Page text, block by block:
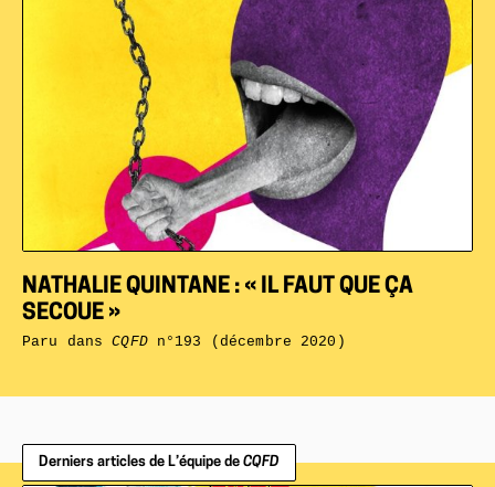
NATHALIE QUINTANE : « IL FAUT QUE ÇA
SECOUE »
Paru dansCQFDn°193 (décembre 2020)
Derniers articles de L’équipe de CQFD